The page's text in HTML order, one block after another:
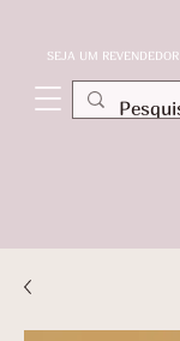
SEJA UM REVENDEDOR